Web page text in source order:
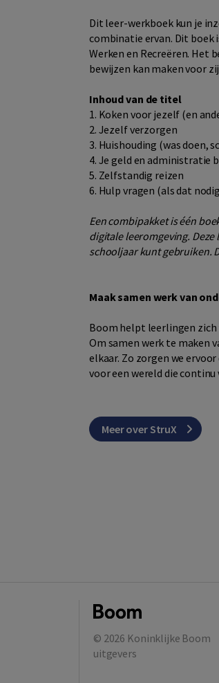
Dit leer-werkboek kun je
combinatie ervan. Dit boek
Werken en Recreëren. Het
bewijzen kan maken voor
Inhoud van de titel
1. Koken voor jezelf (en
2. Jezelf verzorgen
3. Huishouding (was doen,
4. Je geld en administratie
5. Zelfstandig reizen
6. Hulp vragen (als dat
Een combipakket is één
digitale leeromgeving.
schooljaar kunt gebruiken.
Maak samen werk van
Boom helpt leerlingen zich
Om samen werk te maken
elkaar. Zo zorgen we
voor een wereld die
Meer over StruX
© 2026 Koninklijke Boom
uitgevers